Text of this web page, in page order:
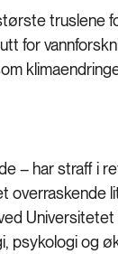
truslene
for
– har straff i
psykologi og